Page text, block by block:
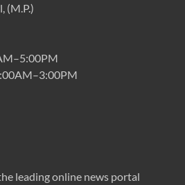
(M.P.)
leading online news portal